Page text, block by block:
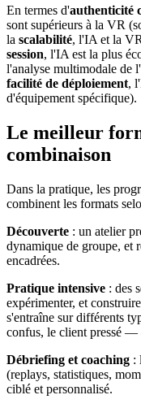
En termes d'authenticité
sont supérieurs à la VR
la scalabilité, l'IA et la
session, l'IA est la plus
l'analyse multimodale de
facilité de déploiement,
d'équipement spécifique).
Le meilleur
combinaison
Dans la pratique, les
combinent les formats
Découverte : un atelier
dynamique de groupe, et
encadrées.
Pratique intensive : des
expérimenter, et
s'entraîne sur différents
confus, le client pressé —
Débriefing et coaching :
(replays, statistiques,
ciblé et personnalisé.